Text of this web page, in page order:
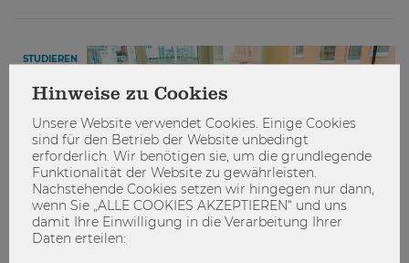
STUDIEREN
Hinweise zu Cookies
Unsere Website verwendet Cookies. Einige Cookies
sind für den Betrieb der Website unbedingt
erforderlich. Wir benötigen sie, um die grundlegende
Funktionalität der Website zu gewährleisten.
Nachstehende Cookies setzen wir hingegen nur dann,
wenn Sie „ALLE COOKIES AKZEPTIEREN“ und uns
damit Ihre Einwilligung in die Verarbeitung Ihrer
Daten erteilen: